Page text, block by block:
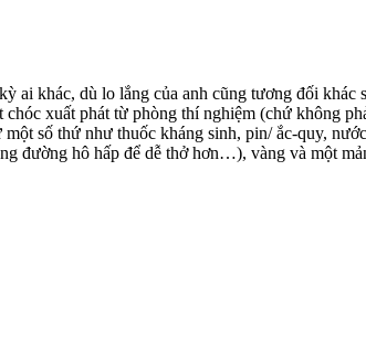
khác, dù lo lắng của anh cũng tương đối khác
xuất phát từ phòng thí nghiệm (chứ không
số thứ như thuốc kháng sinh, pin/ ắc-quy,
đường hô hấp để dễ thở hơn…), vàng và một